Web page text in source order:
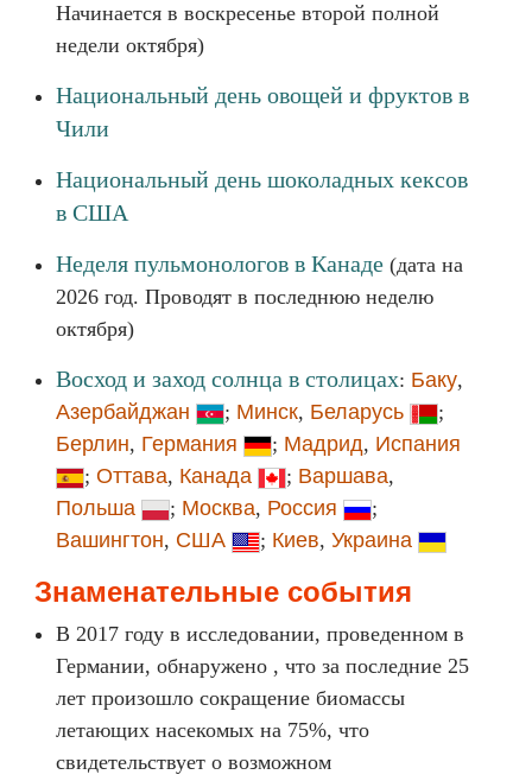
Начинается в воскресенье второй полной
недели октября)
Национальный день овощей и фруктов в
Чили
Национальный день шоколадных кексов
в США
Неделя пульмонологов в Канаде (дата на
2026 год. Проводят в последнюю неделю
октября)
Восход и заход солнца в столицах: Баку,
Азербайджан
; Минск, Беларусь
;
Берлин, Германия ; Мадрид, Испания
; Оттава, Канада ; Варшава,
Польша
; Москва, Россия
;
Вашингтон, США ; Киев, Украина
Знаменательные события
В 2017 году в исследовании, проведенном в
Германии, обнаружено , что за последние 25
лет произошло сокращение биомассы
летающих насекомых на 75%, что
свидетельствует о возможном